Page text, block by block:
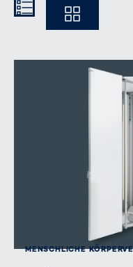
Kompakt
MENSCHLICHE